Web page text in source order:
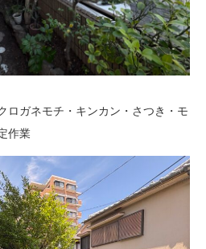
ロガネモチ・キンカン・さつき・モ
作業